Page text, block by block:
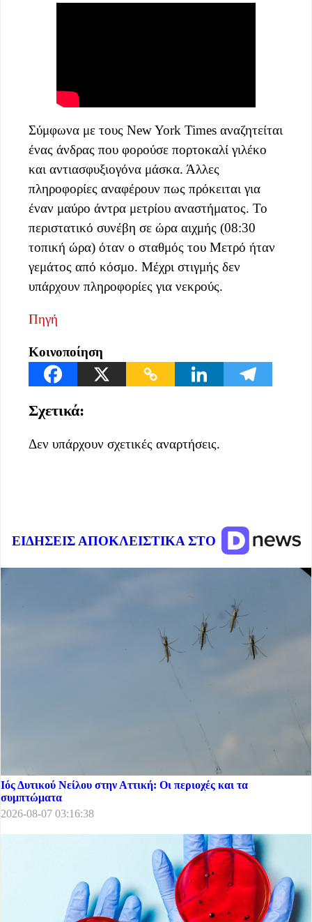
Σύμφωνα με τους New York Times αναζητείται
ένας άνδρας που φορούσε πορτοκαλί γιλέκο
και αντιασφυξιογόνα μάσκα. Άλλες
πληροφορίες αναφέρουν πως πρόκειται για
έναν μαύρο άντρα μετρίου αναστήματος. Το
περιστατικό συνέβη σε ώρα αιχμής (08:30
τοπική ώρα) όταν ο σταθμός του Μετρό ήταν
γεμάτος από κόσμο. Μέχρι στιγμής δεν
υπάρχουν πληροφορίες για νεκρούς.
Πηγή
Κοινοποίηση
Σχετικά:
Δεν υπάρχουν σχετικές αναρτήσεις.
ΕΙΔΗΣΕΙΣ ΑΠΟΚΛΕΙΣΤΙΚΑ ΣΤΟ
Ιός Δυτικού Νείλου στην Αττική: Οι περιοχές και τα
συμπτώματα
2026-08-07 03:16:38